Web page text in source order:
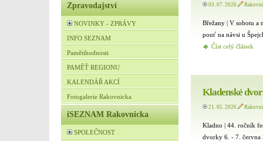
Zpravodajství
NOVINKY - ZPRÁVY
INFO SEZNAM
Pamětihodnosti
PAMĚŤ REGIONU
KALENDÁŘ AKCÍ
Fotogalerie Rakovnicka
iSEZNAM Rakovnicka
SPOLEČNOST
03. 07. 2026
Břežany | V sobotu a
pouť na návsi u
Číst celý článek
Kladenské
21. 05. 2026
Kladno | 44. ročník
dvorky 6. - 7.